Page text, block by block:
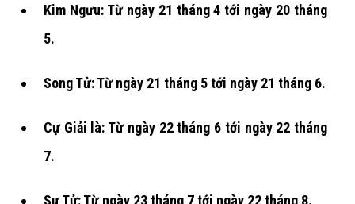
Kim Ngưu: Từ ngày 21 tháng 4 tới ngày 20 tháng
5.
Song Tử: Từ ngày 21 tháng 5 tới ngày 21 tháng 6.
Cự Giải là: Từ ngày 22 tháng 6 tới ngày 22 tháng
7.
Sư Tử: Từ ngày 23 tháng 7 tới ngày 22 tháng 8.